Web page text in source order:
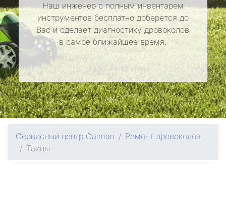
Наш инженер с полным инвентарем
инструментов бесплатно доберется до
Вас и сделает диагностику дровоколов
в самое ближайшее время.
Сервисный центр Caiman
Ремонт дровоколов
Тайцы